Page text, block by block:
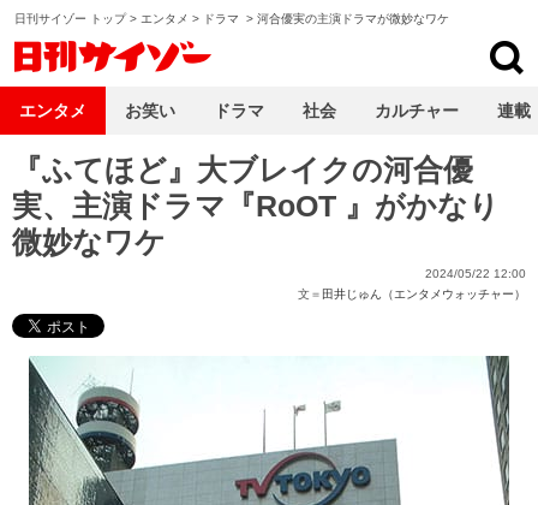
日刊サイゾー トップ> エンタメ > ドラマ > 河合優実の主演ドラマが微妙なワケ
『ふてほど』大ブレイクの河合優
実、主演ドラマ『RoOT 』がかなり
微妙なワケ
2024/05/22 12:00
文＝ 田井じゅん（エンタメウォッチャー）
エンタメ お笑い ドラマ 社会 カルチャー 連載